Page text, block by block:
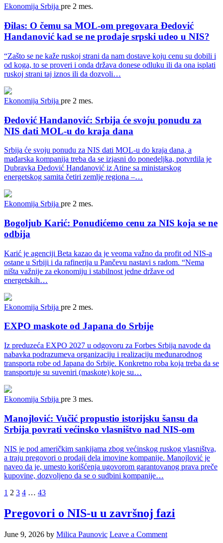
Ekonomija Srbija pre 2 mes.
Đilas: O čemu sa MOL-om pregovara Đedović
Handanović kad se ne prodaje srpski udeo u NIS?
“Zašto se ne kaže ruskoj strani da nam dostave koju cenu su dobili i
od koga, to se proveri i onda država donese odluku ili da ona isplati
ruskoj strani taj iznos ili da dozvoli…
Ekonomija Srbija pre 2 mes.
Đedović Handanović: Srbija će svoju ponudu za
NIS dati MOL-u do kraja dana
Srbija će svoju ponudu za NIS dati MOL-u do kraja dana, a
mađarska kompanija treba da se izjasni do ponedeljka, potvrdila je
Dubravka Đedović Handanović iz Atine sa ministarskog
energetskog samita četiri zemlje regiona –…
Ekonomija Srbija pre 2 mes.
Bogoljub Karić: Ponudićemo cenu za NIS koja se ne
odbija
Karić je agenciji Beta kazao da je veoma važno da profit od NIS-a
ostane u Srbiji i da rafinerija u Pančevu nastavi s radom. “Nema
ništa važnije za ekonomiju i stabilnost jedne države od
energetskih…
Ekonomija Srbija pre 2 mes.
EXPO maskote od Japana do Srbije
Iz preduzeća EXPO 2027 u odgovoru za Forbes Srbija navode da
nabavka podrazumeva organizaciju i realizaciju međunarodnog
transporta robe od Japana do Srbije. Konkretno roba koja treba da se
transportuje su suveniri (maskote) koje su…
Ekonomija Srbija pre 3 mes.
Manojlović: Vučić propustio istorijsku šansu da
Srbija povrati većinsko vlasništvo nad NIS-om
NIS je pod američkim sankijama zbog većinskog ruskog vlasništva,
a traju pregovori o prodaji dela imovine kompanije. Manojlović je
naveo da je, umesto korišćenja ugovorom garantovanog prava preče
kupovine, dozvoljeno da se o sudbini kompanije…
Posts
pagination
1 2 3 4 … 43
Pregovori o NIS-u u završnoj fazi
June 9, 2026 by Milica Paunovic Leave a Comment